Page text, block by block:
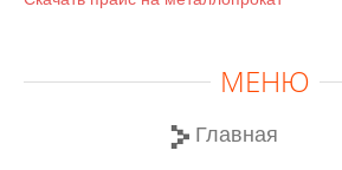
МЕНЮ
Главная